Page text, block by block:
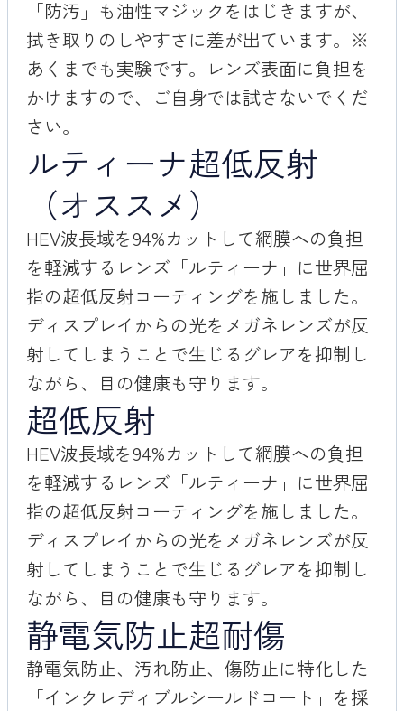
「防汚」も油性マジックをはじきますが、
拭き取りのしやすさに差が出ています。※
あくまでも実験です。レンズ表面に負担を
かけますので、ご自身では試さないでくだ
さい。
ルティーナ超低反射
（オススメ）
HEV波長域を94%カットして網膜への負担
を軽減するレンズ「ルティーナ」に世界屈
指の超低反射コーティングを施しました。
ディスプレイからの光をメガネレンズが反
射してしまうことで生じるグレアを抑制し
ながら、目の健康も守ります。
超低反射
HEV波長域を94%カットして網膜への負担
を軽減するレンズ「ルティーナ」に世界屈
指の超低反射コーティングを施しました。
ディスプレイからの光をメガネレンズが反
射してしまうことで生じるグレアを抑制し
ながら、目の健康も守ります。
静電気防止超耐傷
静電気防止、汚れ防止、傷防止に特化した
「インクレディブルシールドコート」を採